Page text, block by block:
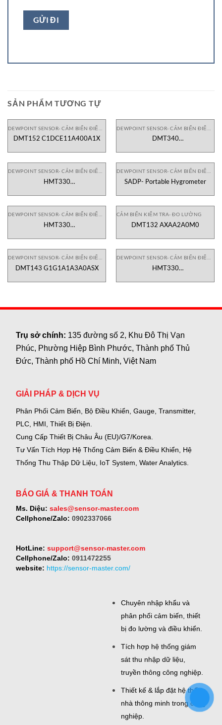
SẢN PHẨM TƯƠNG TỰ
DMT152 C1DCE11A400A1X
DMT340
DEWPOINT SENSOR- CẢM BIẾN ĐIỂM SƯƠNG
HMT330
DEWPOINT SENSOR- CẢM BIẾN ĐIỂM SƯƠNG
SADP- Portable Hygrometer
HMT330
CẢM BIẾN KIỂM TRA- ĐO LƯỜNG
DMT132 AXAA2A0M0
DMT143 G1G1A1A3A0ASX
HMT330
Trụ sở chính: 135 đường số 2, Khu Đô Thị Vạn
Phúc, Phường Hiệp Bình Phước, Thành phố Thủ
Đức, Thành phố Hồ Chí Minh, Việt Nam
GIẢI PHÁP & DỊCH VỤ
Phân Phối Cảm Biến, Bộ Điều Khiển, Gauge, Transmitter,
PLC, HMI, Thiết Bị Điện.
Cung Cấp Thiết Bị Châu Âu (EU)/G7/Korea.
Tư Vấn Tích Hợp Hệ Thống Cảm Biến & Điều Khiển, Hệ
Thống Thu Thập Dữ Liệu, IoT System, Water Analytics.
BÁO GIÁ & THANH TOÁN
Ms. Diệu: sales@sensor-master.com
Cellphone/Zalo: 0902337066
HotLine: support@sensor-master.com
Cellphone/Zalo: 0911472255
website: https://sensor-master.com/
Chuyên nhập khẩu và
phân phối cảm biến, thiết
bị đo lường và điều khiển.
Tích hợp hệ thống giám
sát thu nhập dữ liệu,
truyền thông công nghiệp.
Thiết kế & lắp đặt hệ thống
nhà thông minh trong công
nghiệp.